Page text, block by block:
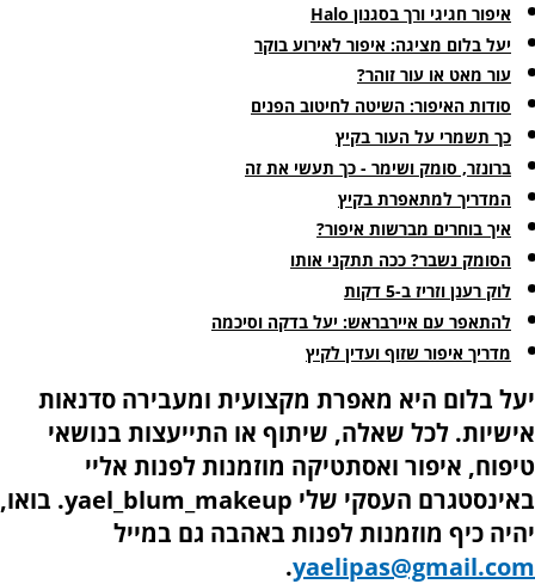
איפור חגיגי ורך בסגנון Halo
יעל בלום מציגה: איפור לאירוע בוקר
עור מאט או עור זוהר?
סודות האיפור: השיטה לחיטוב הפנים
כך תשמרי על העור בקיץ
ברונזר, סומק ושימר - כך תעשי את זה
המדריך למתאפרת בקיץ
איך בוחרים מברשות איפור?
הסומק נשבר? ככה תתקני אותו
לוק רענן וזריז ב-5 דקות
להתאפר עם איירבראש: יעל בדקה וסיכמה
מדריך איפור שזוף ועדין לקיץ
יעל בלום היא מאפרת מקצועית ומעבירה סדנאות
אישיות. לכל שאלה, שיתוף או התייעצות בנושאי
טיפוח, איפור ואסתטיקה מוזמנות לפנות אליי
באינסטגרם העסקי שלי yael_blum_makeup. בואו,
יהיה כיף מוזמנות לפנות באהבה גם במייל
yaelipas@gmail.com
.